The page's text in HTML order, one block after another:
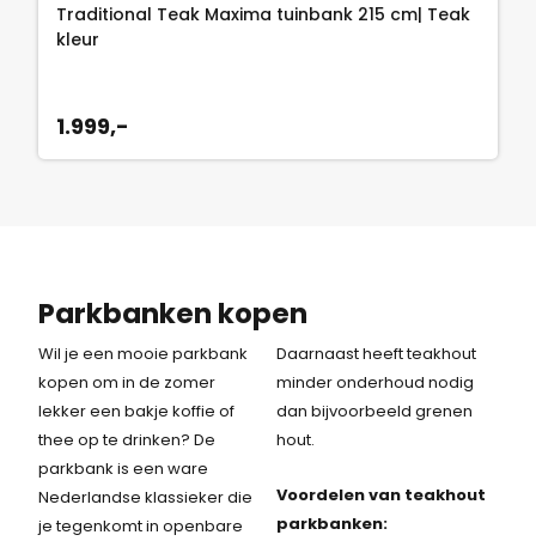
Traditional Teak Maxima tuinbank 215 cm| Teak
kleur
1.999,-
Parkbanken kopen
Wil je een mooie parkbank
kopen om in de zomer
lekker een bakje koffie of
thee op te drinken? De
parkbank is een ware
Nederlandse klassieker die
je tegenkomt in openbare
Daarnaast heeft teakhout
minder onderhoud nodig
dan bijvoorbeeld grenen
hout.
Voordelen van teakhout
parkbanken: